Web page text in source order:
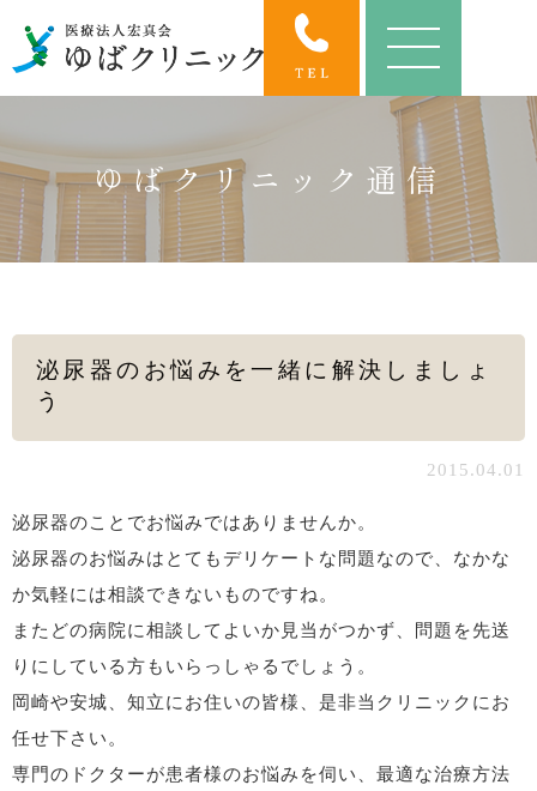
ゆばクリニック通信
泌尿器のお悩みを一緒に解決しましょ
う
2015.04.01
泌尿器のことでお悩みではありませんか。
泌尿器のお悩みはとてもデリケートな問題なので、なかな
か気軽には相談できないものですね。
またどの病院に相談してよいか見当がつかず、問題を先送
りにしている方もいらっしゃるでしょう。
岡崎や安城、知立にお住いの皆様、是非当クリニックにお
任せ下さい。
専門のドクターが患者様のお悩みを伺い、最適な治療方法